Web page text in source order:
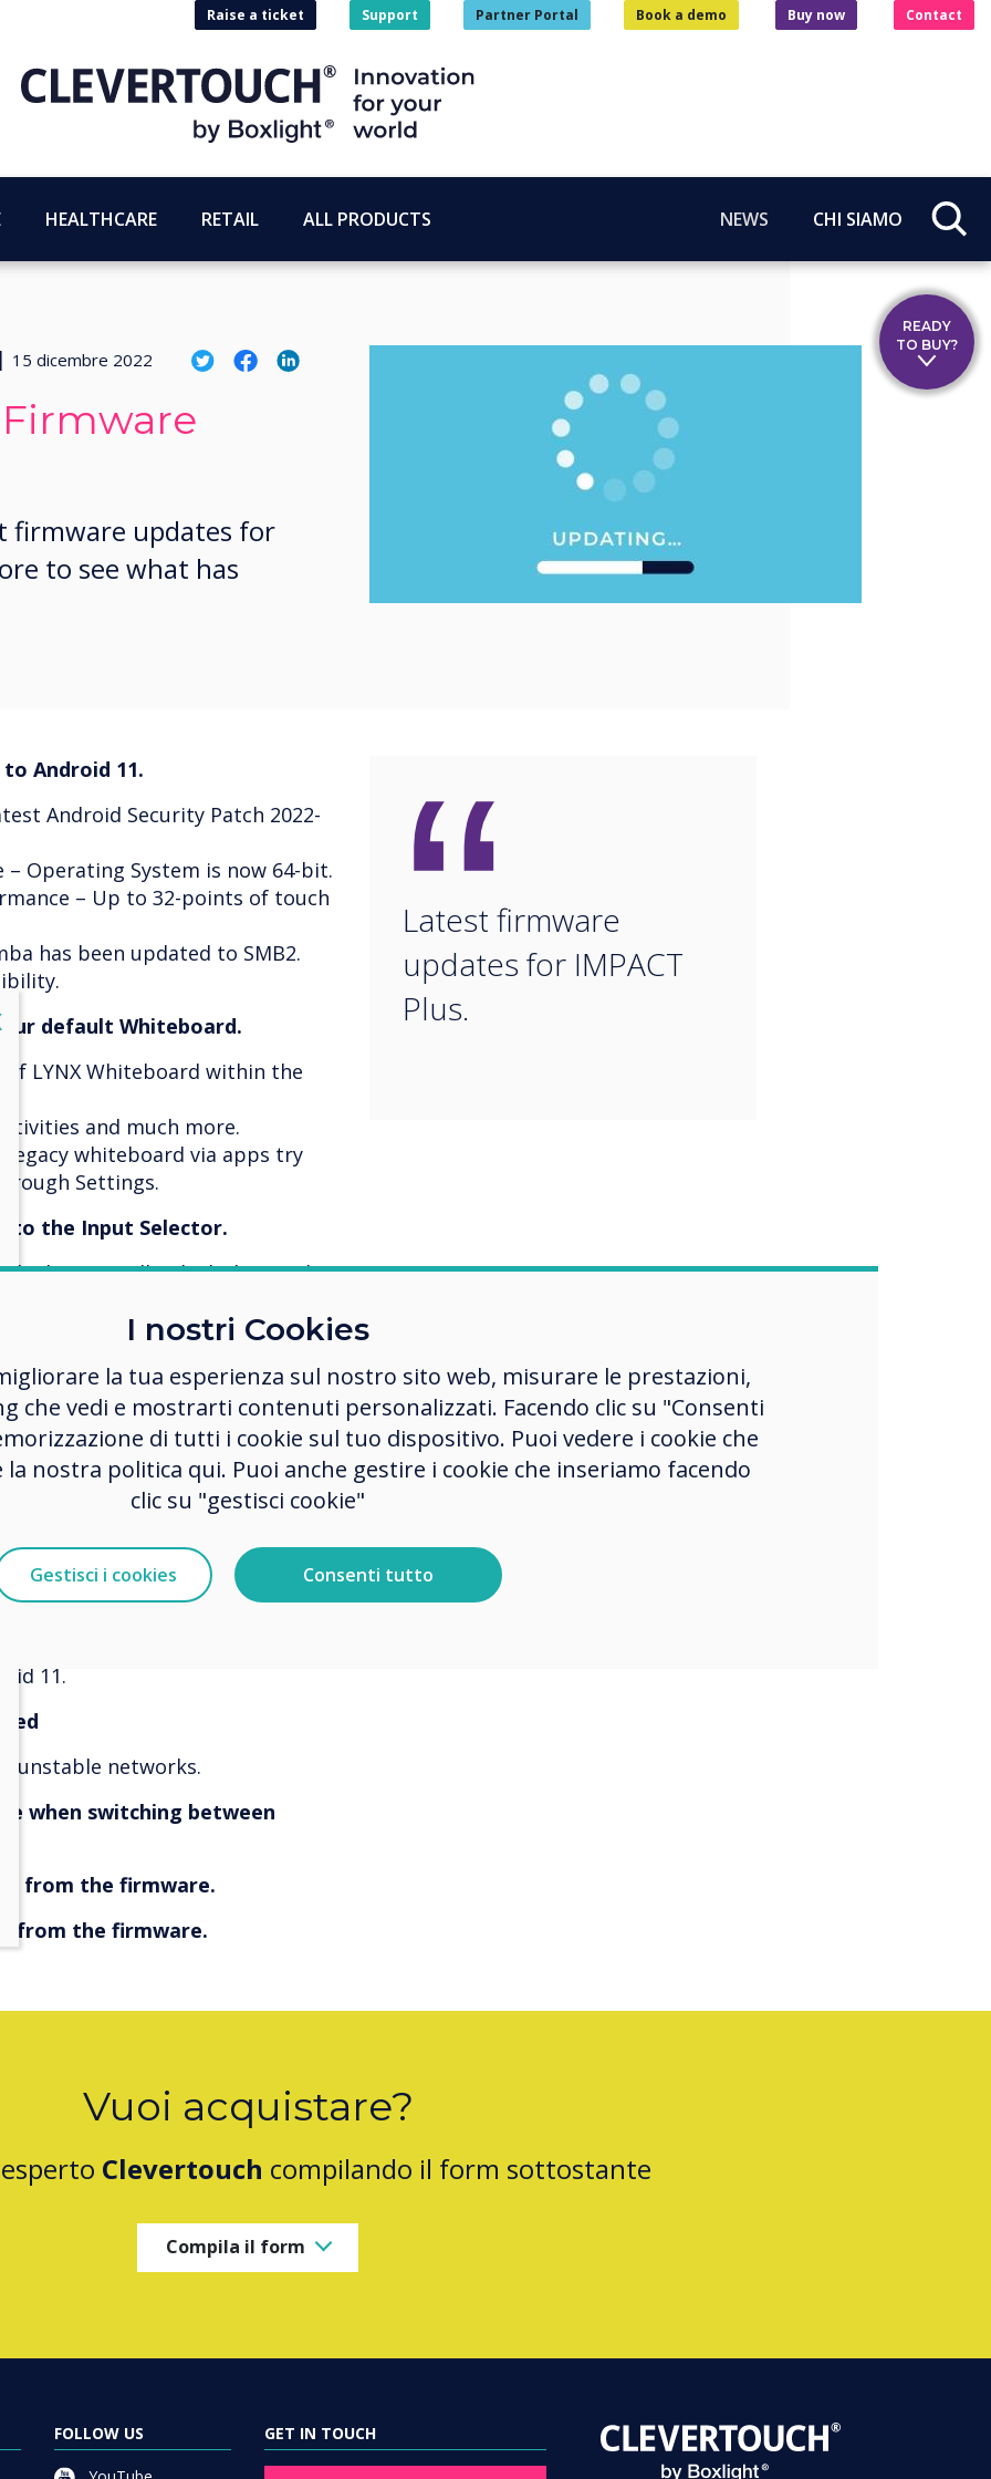
Raise a ticket Support Partner Portal Book a demo Buy now Contact
HEALTHCARE RETAIL ALL PRODUCTS NEWS CHI SIAMO
| 15 dicembre 2022
Firmware
firmware updates for
to see what has
Android 11.
Android Security Patch 2022-
Operating System is now 64-bit.
– Up to 32-points of touch
has been updated to SMB2.
default Whiteboard.
LYNX Whiteboard within the
and much more.
legacy whiteboard via apps try
Settings.
to the Input Selector.
button will unlock the touch
has been updated
for Android 11.
not executing.
for Android 11.
boot on start-up
11.
unstable networks.
when switching between
from the firmware.
from the firmware.
“
Latest firmware
updates for IMPACT
Plus.
Vuoi acquistare?
Clevertouch compilando il form sottostante
Compila il form
FOLLOW US GET IN TOUCH
READY
TO BUY?
I nostri Cookies
la tua esperienza sul nostro sito web, misurare le prestazioni,
che vedi e mostrarti contenuti personalizzati. Facendo clic su "Consenti
di tutti i cookie sul tuo dispositivo. Puoi vedere i cookie che
nostra politica qui. Puoi anche gestire i cookie che inseriamo facendo
clic su "gestisci cookie"
Gestisci i cookies Consenti tutto